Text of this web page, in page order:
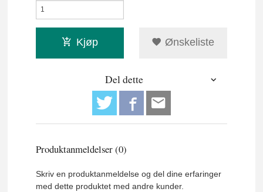
Kjøp Ønskeliste
Del dette
Produktanmeldelser (0)
Skriv en produktanmeldelse og del dine erfaringer
med dette produktet med andre kunder.